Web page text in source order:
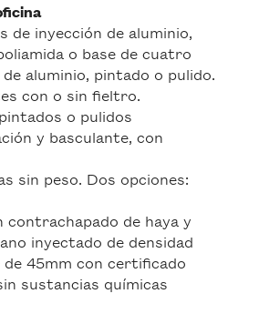
de inyección de aluminio,
o base de cuatro
aluminio, pintado o pulido.
con o sin fieltro.
o pulidos
y basculante, con
sin peso. Dos opciones:
contrachapado de haya y
inyectado de densidad
45mm con certificado
sustancias químicas